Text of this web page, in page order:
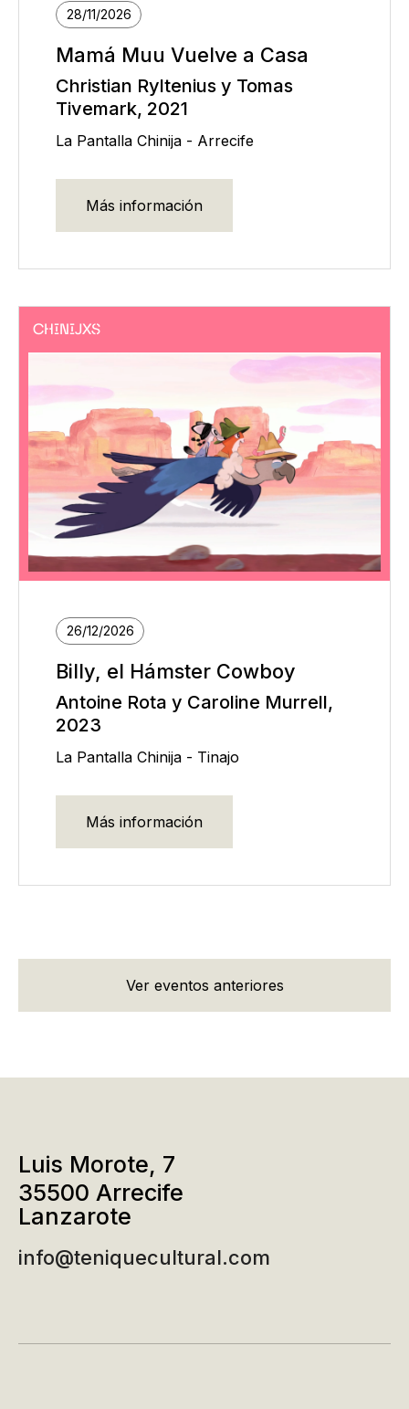
28/11/2026
Mamá Muu Vuelve a Casa
Christian Ryltenius y Tomas
Tivemark, 2021
La Pantalla Chinija - Arrecife
Más información
CHINIJXS
26/12/2026
Billy, el Hámster Cowboy
Antoine Rota y Caroline Murrell,
2023
La Pantalla Chinija - Tinajo
Más información
Ver eventos anteriores
Luis Morote, 7
35500 Arrecife
Lanzarote
info@teniquecultural.com